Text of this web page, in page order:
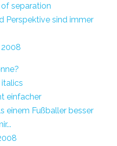
separation
Perspektive sind immer
2008
einfacher
einem Fußballer besser